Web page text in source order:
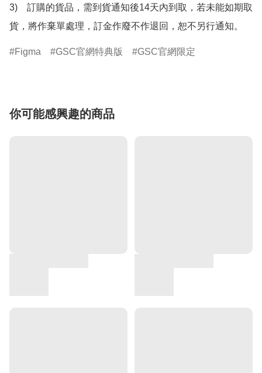
3)　訂購的貨品，需到貨通知後14天內到取，若未能如期取
貨，將作棄單處理，訂金作廢不作退回，恕不另行通知。
Figma GSC官網特典版 GSC官網限定
你可能感興趣的商品